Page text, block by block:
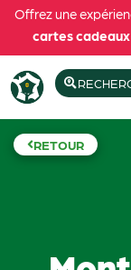
Offrez une
cartes cadeaux
RETOUR